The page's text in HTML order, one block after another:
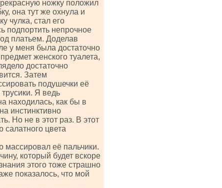
ножку положил
она тут же охнула и
чулка, стал его
подпортить непрочное
платьем. Доделав
у меня была достаточно
женского туалета,
достаточно
Затем
подушечки её
Я ведь
находилась, как бы в
инстинктивно
Но не в этот раз. В этот
салатного цвета
массировал её пальчики.
который будет вскоре
этого тоже страшно
показалось, что мой